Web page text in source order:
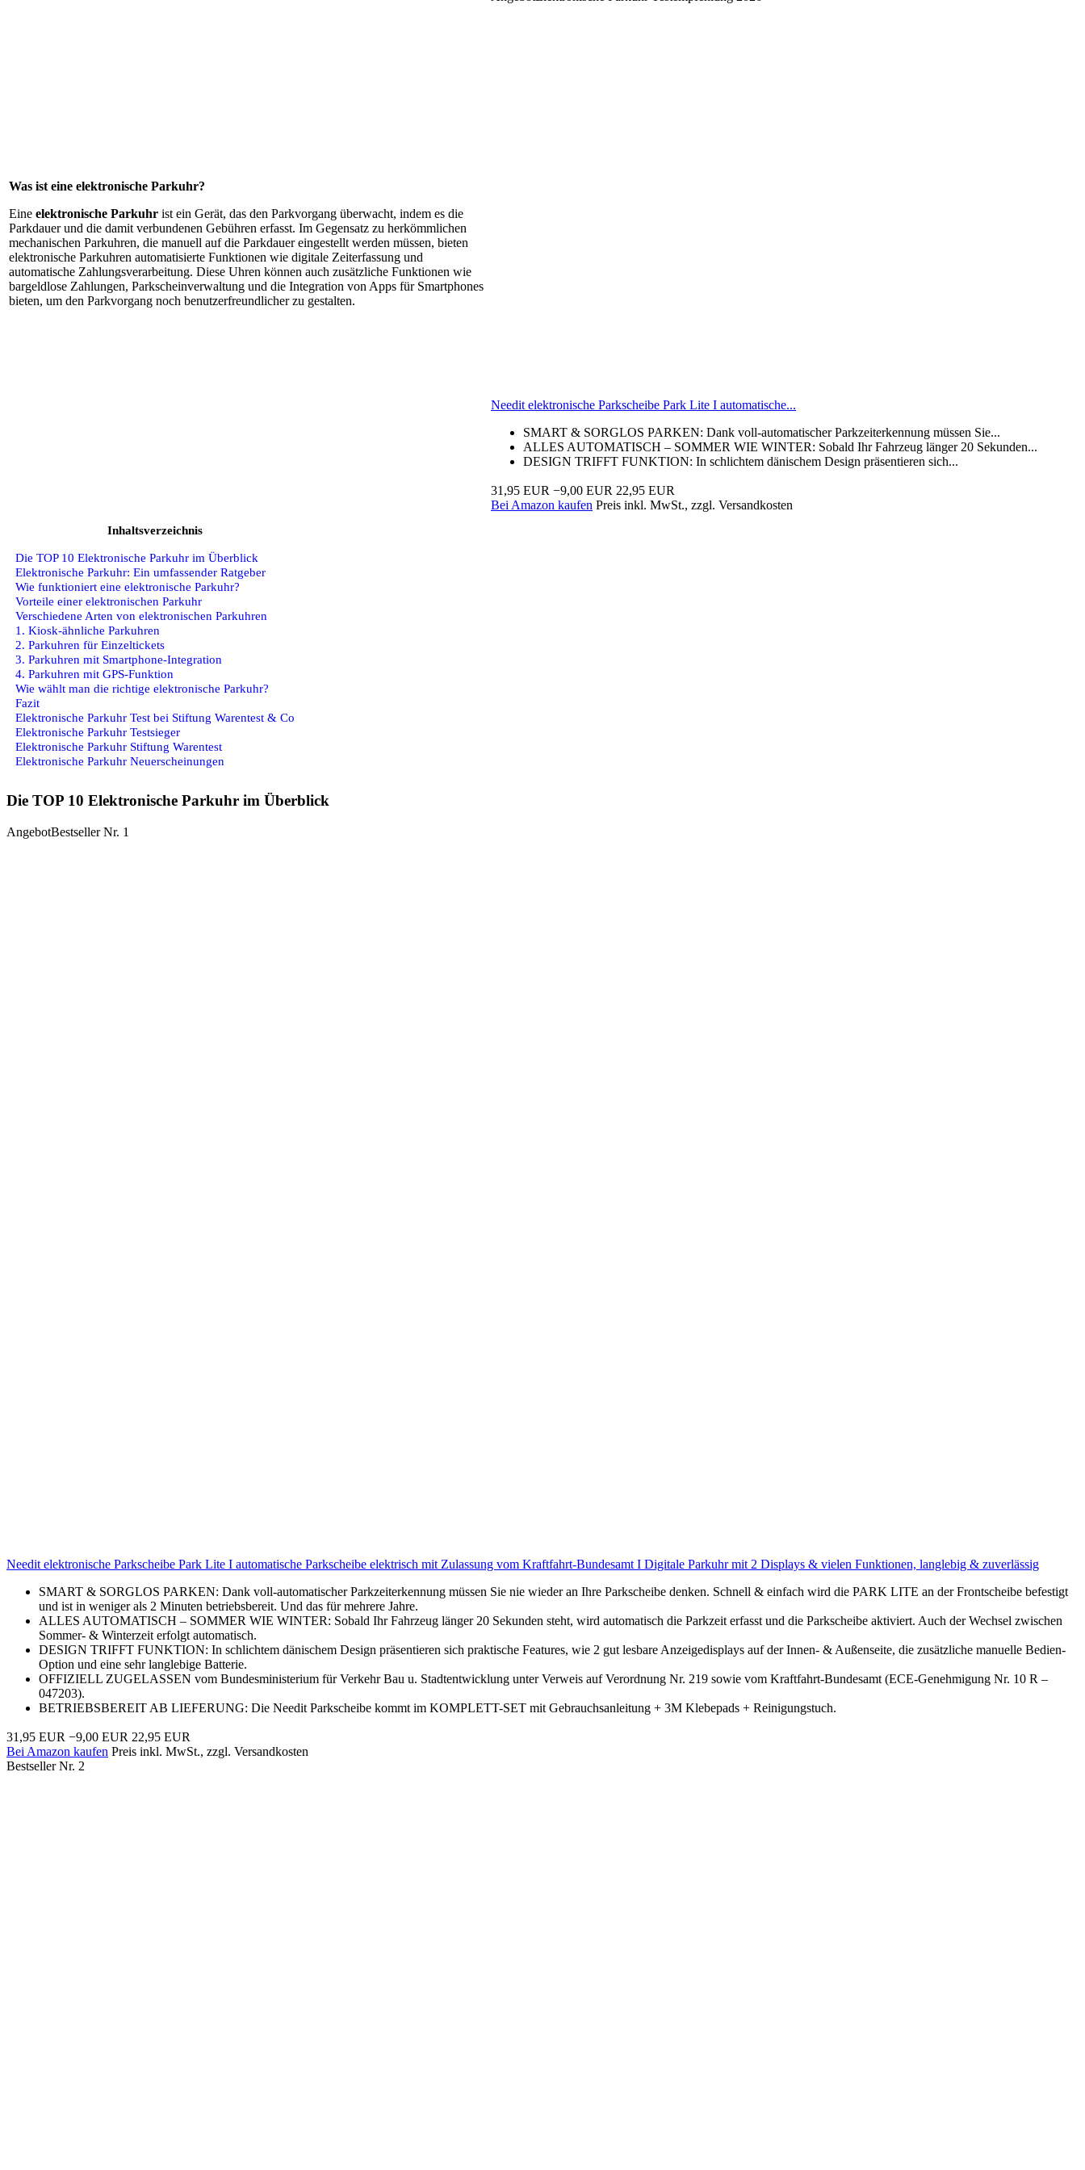
Was ist eine elektronische Parkuhr?
Eine elektronische Parkuhr ist ein Gerät, das den Parkvorgang überwacht, indem es die
Parkdauer und die damit verbundenen Gebühren erfasst. Im Gegensatz zu herkömmlichen
mechanischen Parkuhren, die manuell auf die Parkdauer eingestellt werden müssen, bieten
elektronische Parkuhren automatisierte Funktionen wie digitale Zeiterfassung und
automatische Zahlungsverarbeitung. Diese Uhren können auch zusätzliche Funktionen wie
bargeldlose Zahlungen, Parkscheinverwaltung und die Integration von Apps für Smartphones
bieten, um den Parkvorgang noch benutzerfreundlicher zu gestalten.
Needit elektronische Parkscheibe Park Lite I automatische...
SMART & SORGLOS PARKEN: Dank voll-automatischer Parkzeiterkennung müssen Sie...
ALLES AUTOMATISCH – SOMMER WIE WINTER: Sobald Ihr Fahrzeug länger 20 Sekunden...
DESIGN TRIFFT FUNKTION: In schlichtem dänischem Design präsentieren sich...
31,95 EUR −9,00 EUR 22,95 EUR
Bei Amazon kaufen Preis inkl. MwSt., zzgl. Versandkosten
Inhaltsverzeichnis
Die TOP 10 Elektronische Parkuhr im Überblick
Elektronische Parkuhr: Ein umfassender Ratgeber
Wie funktioniert eine elektronische Parkuhr?
Vorteile einer elektronischen Parkuhr
Verschiedene Arten von elektronischen Parkuhren
1. Kiosk-ähnliche Parkuhren
2. Parkuhren für Einzeltickets
3. Parkuhren mit Smartphone-Integration
4. Parkuhren mit GPS-Funktion
Wie wählt man die richtige elektronische Parkuhr?
Fazit
Elektronische Parkuhr Test bei Stiftung Warentest & Co
Elektronische Parkuhr Testsieger
Elektronische Parkuhr Stiftung Warentest
Elektronische Parkuhr Neuerscheinungen
Die TOP 10 Elektronische Parkuhr im Überblick
AngebotBestseller Nr. 1
Needit elektronische Parkscheibe Park Lite I automatische Parkscheibe elektrisch mit Zulassung vom Kraftfahrt-Bundesamt I Digitale Parkuhr mit 2 Displays & vielen Funktionen, langlebig & zuverlässig
SMART & SORGLOS PARKEN: Dank voll-automatischer Parkzeiterkennung müssen Sie nie wieder an Ihre Parkscheibe denken. Schnell & einfach wird die PARK LITE an der Frontscheibe befestigt
und ist in weniger als 2 Minuten betriebsbereit. Und das für mehrere Jahre.
ALLES AUTOMATISCH – SOMMER WIE WINTER: Sobald Ihr Fahrzeug länger 20 Sekunden steht, wird automatisch die Parkzeit erfasst und die Parkscheibe aktiviert. Auch der Wechsel zwischen
Sommer- & Winterzeit erfolgt automatisch.
DESIGN TRIFFT FUNKTION: In schlichtem dänischem Design präsentieren sich praktische Features, wie 2 gut lesbare Anzeigedisplays auf der Innen- & Außenseite, die zusätzliche manuelle Bedien-
Option und eine sehr langlebige Batterie.
OFFIZIELL ZUGELASSEN vom Bundesministerium für Verkehr Bau u. Stadtentwicklung unter Verweis auf Verordnung Nr. 219 sowie vom Kraftfahrt-Bundesamt (ECE-Genehmigung Nr. 10 R –
047203).
BETRIEBSBEREIT AB LIEFERUNG: Die Needit Parkscheibe kommt im KOMPLETT-SET mit Gebrauchsanleitung + 3M Klebepads + Reinigungstuch.
31,95 EUR −9,00 EUR 22,95 EUR
Bei Amazon kaufen Preis inkl. MwSt., zzgl. Versandkosten
Bestseller Nr. 2